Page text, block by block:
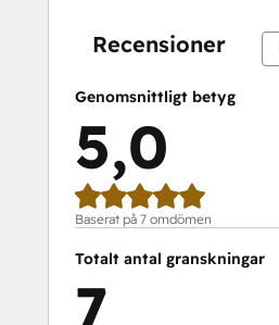
Recensioner
Genomsnittligt betyg
5,0
Baserat på 7 omdömen
Totalt antal granskningar
7